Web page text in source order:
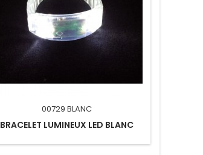
00729 BLANC
BRACELET LUMINEUX LED BLANC